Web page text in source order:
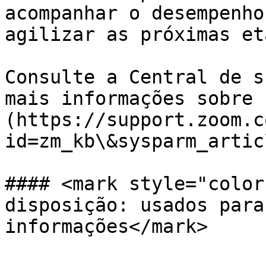
acompanhar o
agilizar as próximas
Consulte a Central de
mais informações
(https://
#### <mark
disposição: usados
informações</mark>